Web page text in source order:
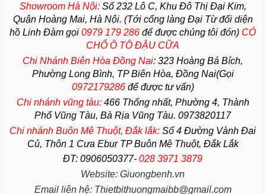
Showroom Hà Nội:Số 232 Lô C, Khu Đô Thị Đại Kim,
Quận Hoàng Mai, Hà Nội. (Tới cổng làng Đại Từ đối diện
hồ Linh Đàm gọi0979 179 286 để được chúng tôi đón) CÓ
CHỔ Ô TÔ ĐẬU CỮA
Chi Nhánh Biên Hòa Đồng Nai: 323 Hoàng Bá Bích,
Phường Long Bình, TP Biên Hòa, Đồng Nai(Gọi
0972179286để được tư vấn)
Chi nhánh vũng tàu:466 Thống nhất, Phường4, Thành
Phố Vũng Tàu, Bà Rịa Vũng Tàu. 0973820117
Chi nhánh Buôn Mê Thuột, Đắk lắk:Số 4 Đường Vành Đai
Củ, Thôn 1 Cưa Ebur TP Buôn Mê Thuột, Đắk Lắk
ĐT: 0906050377-028 3971 3879
Website: Giuongbenh.vn
Email liên hệ: Thietbithuongmaibb@gmail.com